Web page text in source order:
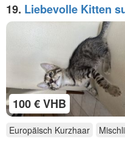
19. Liebevolle Kitten
ein neues Zuhause
100 € VHB
Europäisch Kurzhaar